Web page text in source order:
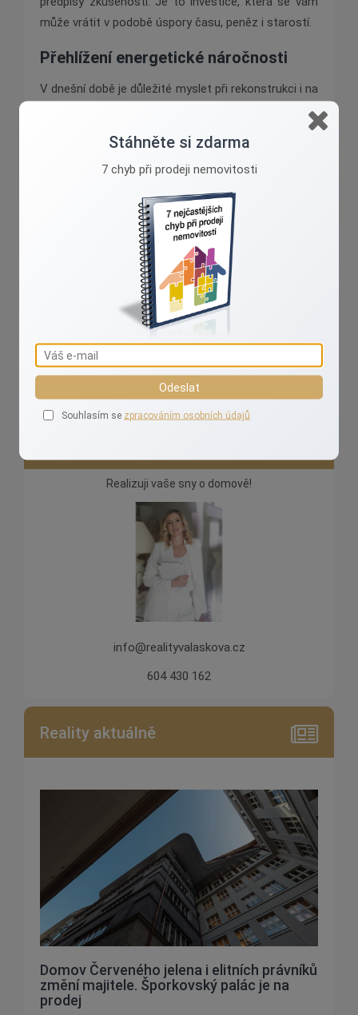
může vrátit v podobě úspory času, peněz i starostí.
Přehlížení energetické náročnosti
V dnešní době je důležité myslet při rekonstrukci i na
energetickou efektivitu. Modernizace systémů
vytápění, izolace nebo výměna oken mohou přinést
významné úspory nákladů v dlouhodobém
Při rekonstrukci nemovitosti se zaměřte na zlepšení
energetické náročnosti. To vede nejen ke zvýšení
hodnoty nemovitosti, ale také k ochraně životního
prostředí. Investice do energetické náročnosti se
vám vrátí i v podobě nižších nákladů na vytápění a
chlazení. Je to krok, který stojí za to zvážit.
Realizuji vaše sny o domově!
info@realityvalaskova.cz
604 430 162
Reality aktuálně
Domov Červeného jelena i elitních právníků
změní majitele. Šporkovský palác je na
prodej
Stáhněte si zdarma
7 chyb při prodeji nemovitosti
Odeslat
Souhlasím se zpracováním osobních údajů